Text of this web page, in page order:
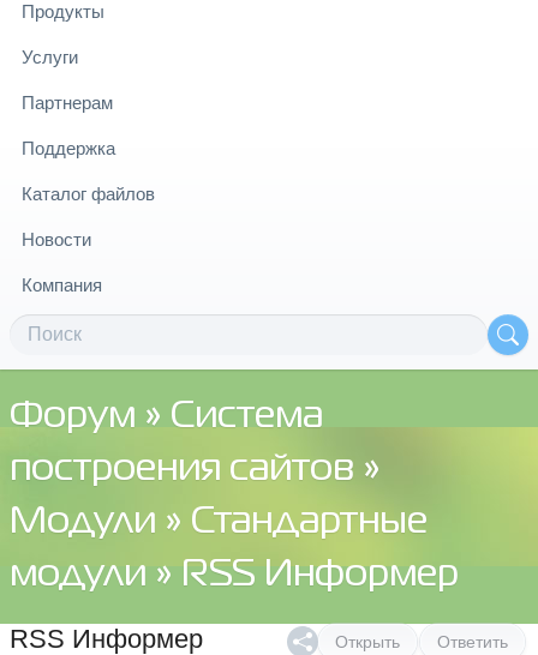
Продукты
Услуги
Партнерам
Поддержка
Каталог файлов
Новости
Компания
Форум » Система
построения сайтов »
Модули » Стандартные
модули » RSS Информер
Открыть Ответить
RSS Информер